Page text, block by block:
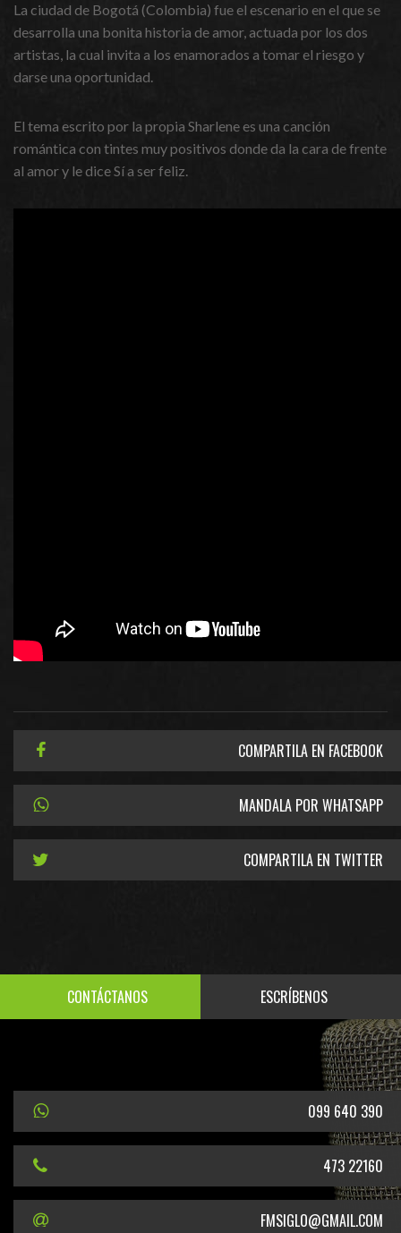
La ciudad de Bogotá (Colombia) fue el escenario en el que se
desarrolla una bonita historia de amor, actuada por los dos
artistas, la cual invita a los enamorados a tomar el riesgo y
darse una oportunidad.
El tema escrito por la propia Sharlene es una canción
romántica con tintes muy positivos donde da la cara de frente
al amor y le dice Sí a ser feliz.
COMPARTILA EN FACEBOOK
MANDALA POR WHATSAPP
COMPARTILA EN TWITTER
CONTÁCTANOS ESCRÍBENOS
099 640 390
473 22160
FMSIGLO@GMAIL.COM